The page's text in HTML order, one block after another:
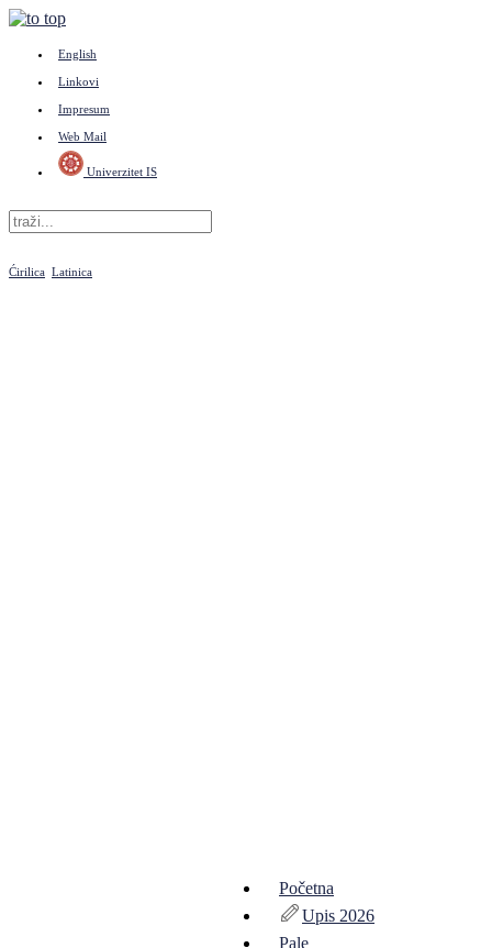
English
Linkovi
Impresum
Web Mail
Univerzitet IS
Ćirilica Latinica
Početna
Upis 2026
Pale